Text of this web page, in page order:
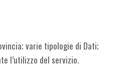
varie tipologie di Dati;
l’utilizzo del servizio.